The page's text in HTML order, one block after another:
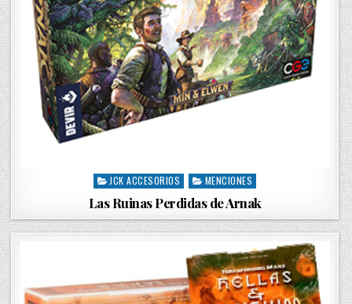
P
o
t
n
JCK ACCESORIOS MENCIONES
Las Ruinas Perdidas de Arnak